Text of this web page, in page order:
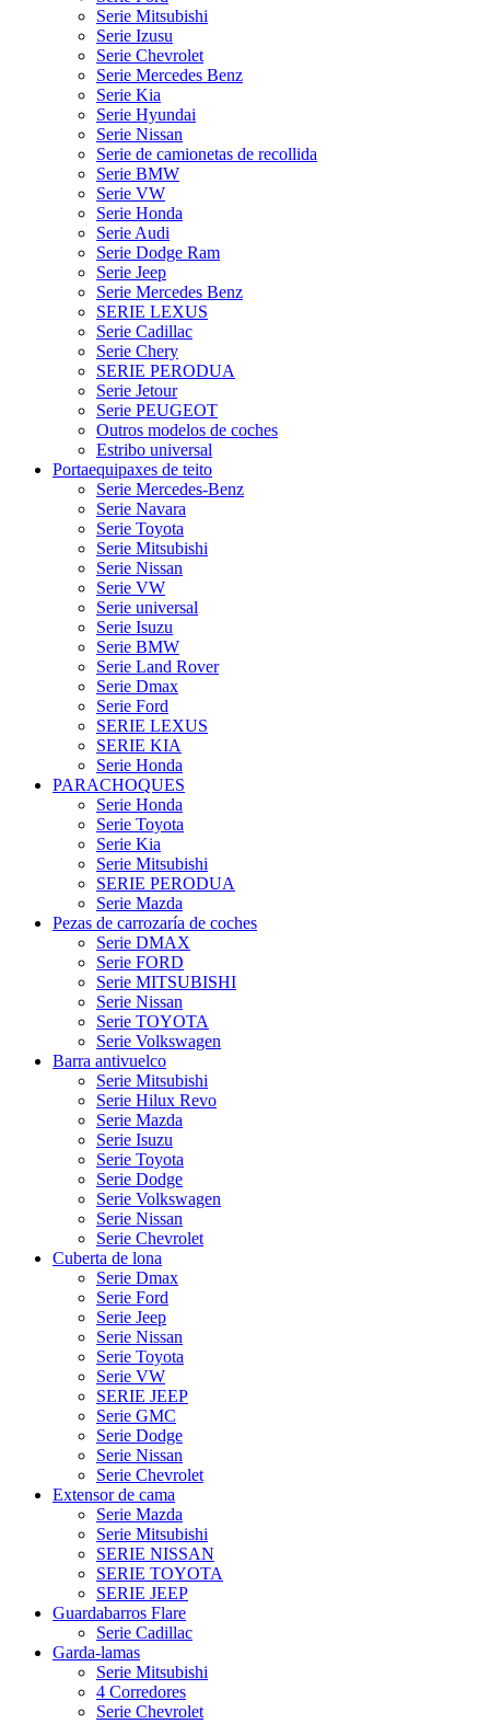
Serie Mitsubishi
Serie Izusu
Serie Chevrolet
Serie Mercedes Benz
Serie Kia
Serie Hyundai
Serie Nissan
Serie de camionetas de recollida
Serie BMW
Serie VW
Serie Honda
Serie Audi
Serie Dodge Ram
Serie Jeep
Serie Mercedes Benz
SERIE LEXUS
Serie Cadillac
Serie Chery
SERIE PERODUA
Serie Jetour
Serie PEUGEOT
Outros modelos de coches
Estribo universal
Portaequipaxes de teito
Serie Mercedes-Benz
Serie Navara
Serie Toyota
Serie Mitsubishi
Serie Nissan
Serie VW
Serie universal
Serie Isuzu
Serie BMW
Serie Land Rover
Serie Dmax
Serie Ford
SERIE LEXUS
SERIE KIA
Serie Honda
PARACHOQUES
Serie Honda
Serie Toyota
Serie Kia
Serie Mitsubishi
SERIE PERODUA
Serie Mazda
Pezas de carrozaría de coches
Serie DMAX
Serie FORD
Serie MITSUBISHI
Serie Nissan
Serie TOYOTA
Serie Volkswagen
Barra antivuelco
Serie Mitsubishi
Serie Hilux Revo
Serie Mazda
Serie Isuzu
Serie Toyota
Serie Dodge
Serie Volkswagen
Serie Nissan
Serie Chevrolet
Cuberta de lona
Serie Dmax
Serie Ford
Serie Jeep
Serie Nissan
Serie Toyota
Serie VW
SERIE JEEP
Serie GMC
Serie Dodge
Serie Nissan
Serie Chevrolet
Extensor de cama
Serie Mazda
Serie Mitsubishi
SERIE NISSAN
SERIE TOYOTA
SERIE JEEP
Guardabarros Flare
Serie Cadillac
Garda-lamas
Serie Mitsubishi
4 Corredores
Serie Chevrolet